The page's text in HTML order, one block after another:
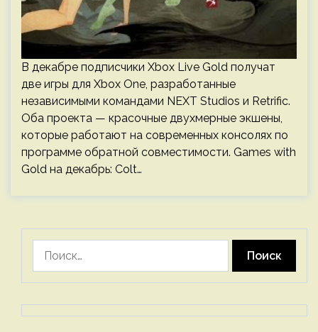
В декабре подписчики Xbox Live Gold получат
две игры для Xbox One, разработанные
независимыми командами NEXT Studios и Retrific.
Оба проекта — красочные двухмерные экшены,
которые работают на современных консолях по
программе обратной совместимости. Games with
Gold на декабрь: Colt…